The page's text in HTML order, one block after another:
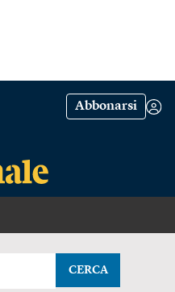
Abbonarsi
CERCA